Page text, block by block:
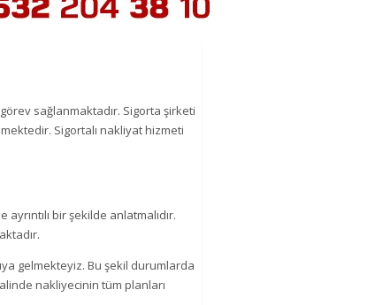
sağlanmaktadır. Sigorta şirketi
Sigortalı nakliyat hizmeti
bir şekilde anlatmalıdır.
gelmekteyiz. Bu şekil durumlarda
nakliyecinin tüm planları